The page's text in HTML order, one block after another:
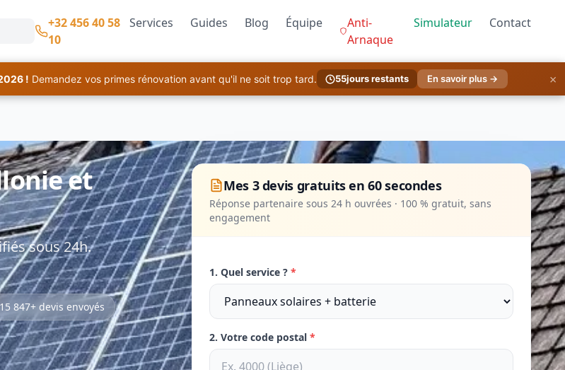
+32 456 40 58
10
Services Guides Blog Équipe
Anti-
Arnaque
Simulateur Contact
! Demandez vos primes rénovation avant qu'il ne soit trop tard. 55jours restants En savoir plus → ×
et
sous 24h.
15 847+ devis envoyés
Mes 3 devis gratuits en 60 secondes
Réponse partenaire sous 24 h ouvrées · 100 % gratuit, sans
engagement
1. Quel service ? *
2. Votre code postal *